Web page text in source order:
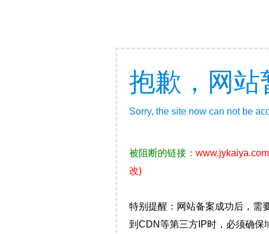
抱歉，网站
Sorry, the site now can not be
被阻断的链接： www.jykaiya.com
改)
特别提醒：网站备案成功后，需
到CDN等第三方IP时，必须确保